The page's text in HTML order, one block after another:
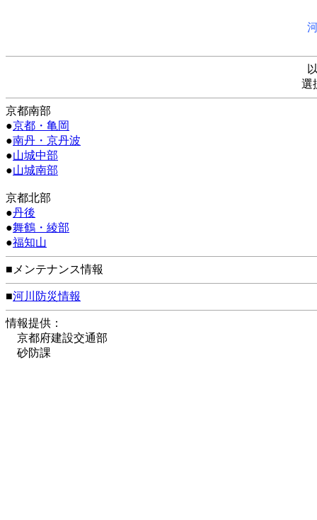
選
京都南部
●京都・亀岡
●南丹・京丹波
●山城中部
●山城南部
京都北部
●丹後
●舞鶴・綾部
●福知山
■メンテナンス情報
■河川防災情報
情報提供：
京都府建設交通部
砂防課